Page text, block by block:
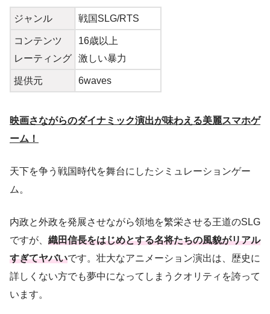
ジャンル 戦国SLG/RTS
コンテンツ
レーティング
16歳以上
激しい暴力
提供元 6waves
映画さながらのダイナミック演出が味わえる美麗スマホゲ
ーム！
天下を争う戦国時代を舞台にしたシミュレーションゲー
ム。
内政と外政を発展させながら領地を繁栄させる王道のSLG
ですが、 織田信長をはじめとする名将たちの風貌がリアル
すぎてヤバいです。壮大なアニメーション演出は、歴史に
詳しくない方でも夢中になってしまうクオリティを誇って
います。